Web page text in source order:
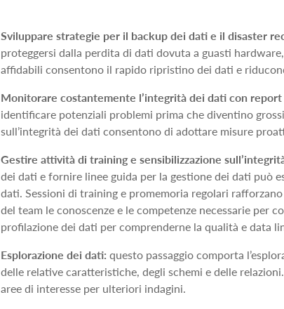
Sviluppare strategie per il backup dei dati e il disaster
proteggersi dalla perdita di dati dovuta a guasti
affidabili consentono il rapido ripristino dei dati e
Monitorare costantemente l’integrità dei dati con report
identificare potenziali problemi prima che diventino
sull’integrità dei dati consentono di adottare misure
Gestire attività di training e sensibilizzazione
dei dati e fornire linee guida per la gestione dei dati può
dati. Sessioni di training e promemoria regolari
del team le conoscenze e le competenze necessarie per
profilazione dei dati per comprenderne la qualità e data
Esplorazione dei dati: questo passaggio comporta
delle relative caratteristiche, degli schemi e delle
aree di interesse per ulteriori indagini.